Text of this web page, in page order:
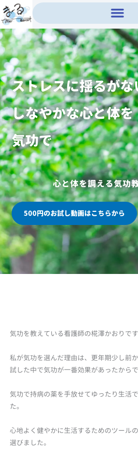
内
容
を
ス
キ
ッ
プ ストレスに揺るがな
しなやかな心と体を
気功で
心と体を調える気功
500円のお試し動画はこちらから
気功を教えている看護師の椛澤かおりです
私が気功を選んだ理由は、更年期少し前
試した中で気功が一番効果があったからで
気功で持病の薬を手放せてゆったり生活
た。
心地よく健やかに生活するためのツール
選びました。